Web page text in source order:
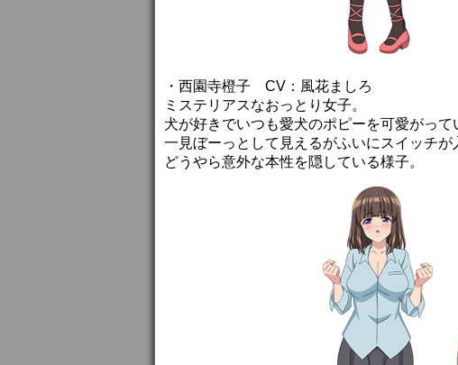
・西園寺橙子 CV：風花ましろ
ミステリアスなおっとり女子。
犬が好きでいつも愛犬のポピーを可愛がって
一見ぼーっとして見えるがふいにスイッチが
どうやら意外な本性を隠している様子。